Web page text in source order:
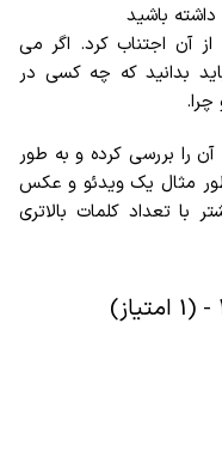
باشید
آن اجتناب کرد. اگر می
بدانید که چه کسی در
را بررسی کرده و به طور
مثال یک ویدئو و عکس
با تعداد کلمات بالاتری